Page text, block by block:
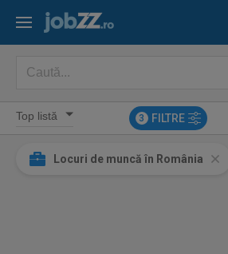
3 FILTRE
Locuri de muncă în România